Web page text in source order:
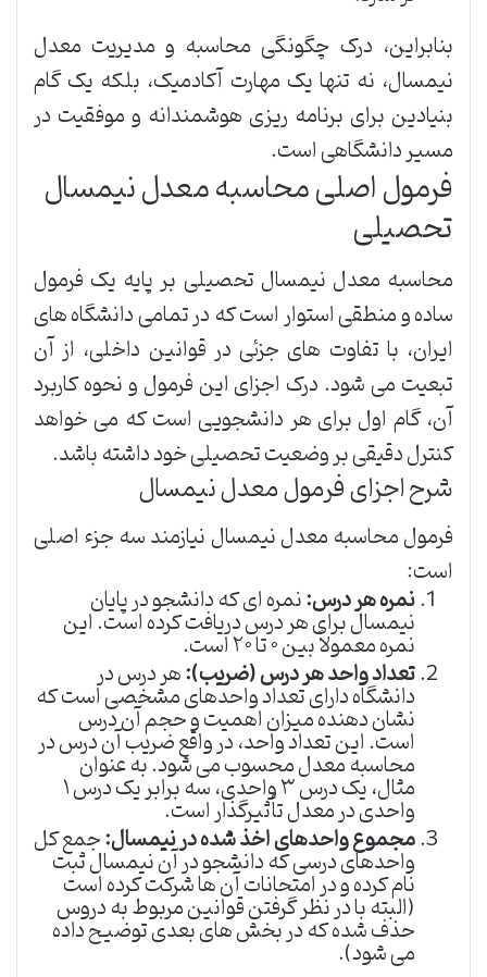
بنابراین، درک چگونگی محاسبه و مدیریت معدل
نیمسال، نه تنها یک مهارت آکادمیک، بلکه یک گام
بنیادین برای برنامه ریزی هوشمندانه و موفقیت در
مسیر دانشگاهی است.
فرمول اصلی محاسبه معدل نیمسال
تحصیلی
محاسبه معدل نیمسال تحصیلی بر پایه یک فرمول
ساده و منطقی استوار است که در تمامی دانشگاه های
ایران، با تفاوت های جزئی در قوانین داخلی، از آن
تبعیت می شود. درک اجزای این فرمول و نحوه کاربرد
آن، گام اول برای هر دانشجویی است که می خواهد
کنترل دقیقی بر وضعیت تحصیلی خود داشته باشد.
شرح اجزای فرمول معدل نیمسال
فرمول محاسبه معدل نیمسال نیازمند سه جزء اصلی
است:
نمره هر درس:نمره ای که دانشجو در پایان
نیمسال برای هر درس دریافت کرده است. این
نمره معمولاً بین ۰ تا ۲۰ است.
تعداد واحد هر درس (ضریب):هر درس در
دانشگاه دارای تعداد واحدهای مشخصی است که
نشان دهنده میزان اهمیت و حجم آن درس
است. این تعداد واحد، در واقع ضریب آن درس در
محاسبه معدل محسوب می شود. به عنوان
مثال، یک درس ۳ واحدی، سه برابر یک درس ۱
واحدی در معدل تأثیرگذار است.
مجموع واحدهای اخذ شده در نیمسال:جمع کل
واحدهای درسی که دانشجو در آن نیمسال ثبت
نام کرده و در امتحانات آن ها شرکت کرده است
(البته با در نظر گرفتن قوانین مربوط به دروس
حذف شده که در بخش های بعدی توضیح داده
می شود).